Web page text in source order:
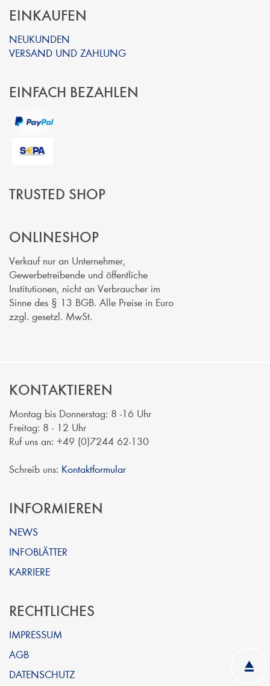
EINKAUFEN
NEUKUNDEN
VERSAND UND ZAHLUNG
EINFACH BEZAHLEN
TRUSTED SHOP
ONLINESHOP
Verkauf nur an Unternehmer,
Gewerbetreibende und öffentliche
Institutionen, nicht an Verbraucher im
Sinne des § 13 BGB. Alle Preise in Euro
zzgl. gesetzl. MwSt.
KONTAKTIEREN
Montag bis Donnerstag: 8 -16 Uhr
Freitag: 8 - 12 Uhr
Ruf uns an: +49 (0)7244 62-130
Schreib uns: Kontaktformular
INFORMIEREN
NEWS
INFOBLÄTTER
KARRIERE
RECHTLICHES
IMPRESSUM
AGB
DATENSCHUTZ